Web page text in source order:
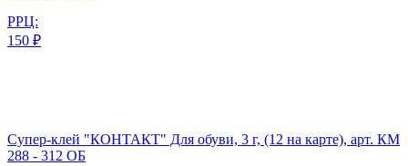
РРЦ:
150 ₽
Супер-клей "КОНТАКТ" Для обуви, 3 г, (12 на карте), арт. КМ
288 - 312 ОБ